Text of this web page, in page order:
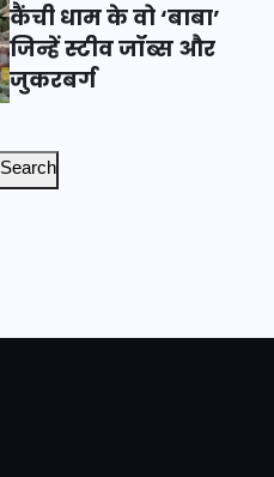
कैंची धाम के वो ‘बाबा’
जिन्हें स्टीव जॉब्स और
जुकरबर्ग
Search